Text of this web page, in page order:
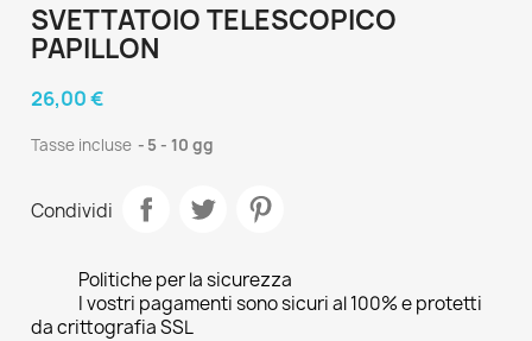
SVETTATOIO TELESCOPICO
PAPILLON
26,00 €
Tasse incluse 5 - 10 gg
Condividi
Politiche per la sicurezza
I vostri pagamenti sono sicuri al 100% e protetti
da crittografia SSL